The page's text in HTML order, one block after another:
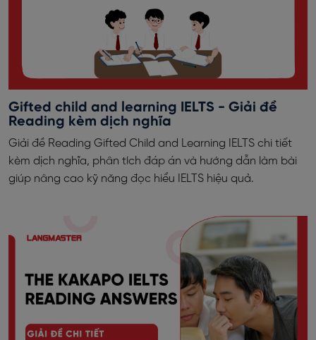
Gifted child and learning IELTS - Giải đề
Reading kèm dịch nghĩa
Giải đề Reading Gifted Child and Learning IELTS chi tiết
kèm dịch nghĩa, phân tích đáp án và hướng dẫn làm bài
giúp nâng cao kỹ năng đọc hiểu IELTS hiệu quả.